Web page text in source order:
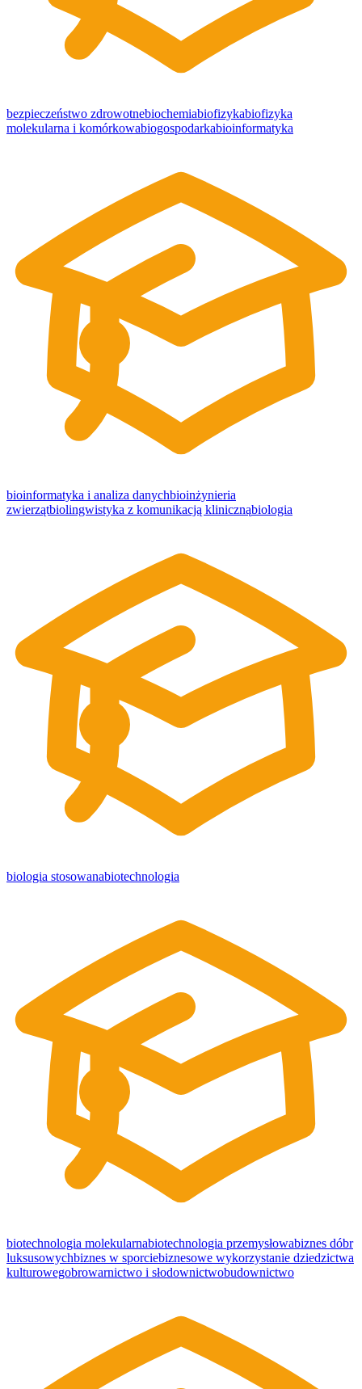
bezpieczeństwo zdrowotnebiochemiabiofizykabiofizyka
molekularna i komórkowabiogospodarkabioinformatyka
bioinformatyka i analiza danychbioinżynieria
zwierzątbiolingwistyka z komunikacją klinicznąbiologia
biologia stosowanabiotechnologia
biotechnologia molekularnabiotechnologia przemysłowabiznes dóbr
luksusowychbiznes w sporciebiznesowe wykorzystanie dziedzictwa
kulturowegobrowarnictwo i słodownictwobudownictwo